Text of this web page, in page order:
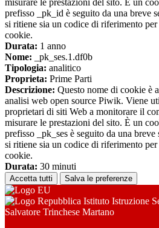
misurare le prestazioni del sito. È un
prefisso _pk_id è seguito da una breve
si ritiene sia un codice di riferimento
cookie.
Durata: 1 anno
Nome: _pk_ses.1.df0b
Tipologia: analitico
Proprieta: Prime Parti
Descrizione: Questo nome di cookie è
analisi web open source Piwik. Viene
proprietari di siti Web a monitorare il
misurare le prestazioni del sito. È un
prefisso _pk_ses è seguito da una
si ritiene sia un codice di riferimento
cookie.
Durata: 30 minuti
Accetta tutti Salva le preferenze
Istituto Istruzione
Salvatore Trinchese Martano